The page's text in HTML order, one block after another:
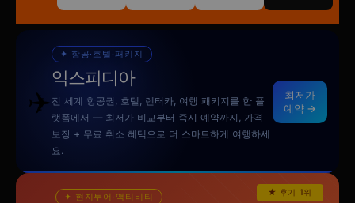
✈️
✦ 항공·호텔·패키지
익스피디아
전 세계 항공권, 호텔, 렌터카, 여행 패키지를 한 플
랫폼에서 — 최저가 비교부터 즉시 예약까지, 가격
보장 + 무료 취소 혜택으로 더 스마트하게 여행하세
요.
최저가
예약 →
★ 후기 1위
✦ 현지투어·액티비티